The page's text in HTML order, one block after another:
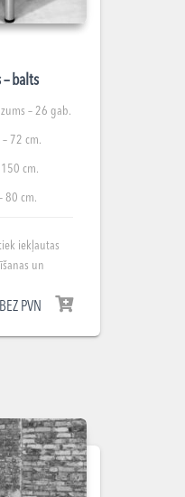
– balts
– 26 gab.
72 cm.
cm.
80 cm.
iekļautas
un
1 gab.
PVN